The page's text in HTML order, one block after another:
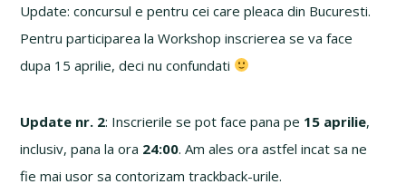
Update: concursul e pentru cei care pleaca din Bucuresti.
Pentru participarea la Workshop inscrierea se va face
dupa 15 aprilie, deci nu confundati
Update nr. 2: Inscrierile se pot face pana pe 15 aprilie,
inclusiv, pana la ora 24:00. Am ales ora astfel incat sa ne
fie mai usor sa contorizam trackback-urile.